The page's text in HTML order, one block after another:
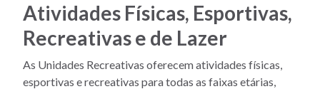
Atividades Físicas, Esportivas,
Recreativas e de Lazer
As Unidades Recreativas oferecem atividades físicas,
esportivas e recreativas para todas as faixas etárias,